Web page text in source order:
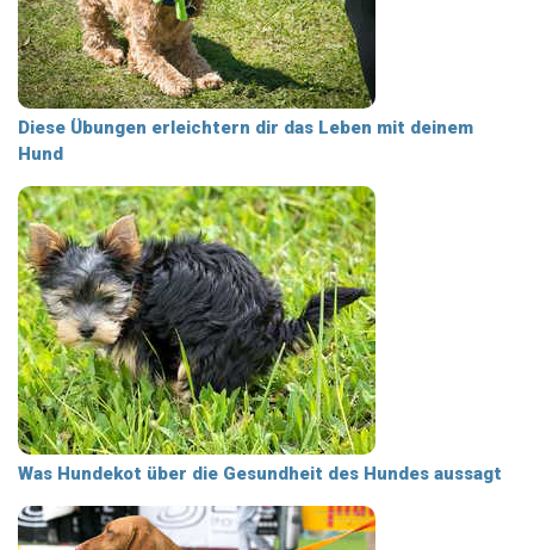
Diese Übungen erleichtern dir das Leben mit deinem
Hund
Was Hundekot über die Gesundheit des Hundes aussagt